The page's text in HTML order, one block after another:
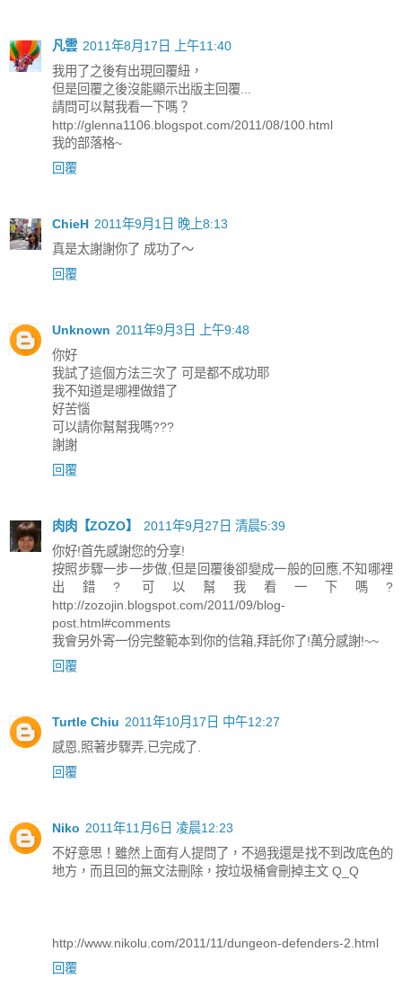
凡雲 2011年8月17日 上午11:40
我用了之後有出現回覆紐，
但是回覆之後沒能顯示出版主回覆...
請問可以幫我看一下嗎？
http://glenna1106.blogspot.com/2011/08/100.html
我的部落格~
回覆
ChieH 2011年9月1日 晚上8:13
真是太謝謝你了 成功了～
回覆
Unknown 2011年9月3日 上午9:48
你好
我試了這個方法三次了 可是都不成功耶
我不知道是哪裡做錯了
好苦惱
可以請你幫幫我嗎???
謝謝
回覆
肉肉【ZOZO】
2011年9月27日 清晨5:39
你好!首先感謝您的分享!
按照步驟一步一步做,但是回覆後卻變成一般的回應,不知哪裡
出錯? 可以幫我看一下嗎?
http://zozojin.blogspot.com/2011/09/blog-
post.html#comments
我會另外寄一份完整範本到你的信箱,拜託你了!萬分感謝!~~
回覆
Turtle Chiu 2011年10月17日 中午12:27
感恩,照著步驟弄,已完成了.
回覆
Niko 2011年11月6日 凌晨12:23
不好意思！雖然上面有人提問了，不過我還是找不到改底色的
地方，而且回的無文法刪除，按垃圾桶會刪掉主文 Q_Q
http://www.nikolu.com/2011/11/dungeon-defenders-2.html
回覆